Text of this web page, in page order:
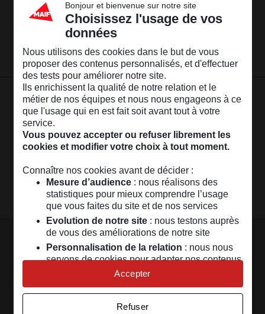
Pages les plus consultées
Nos conseils
LaCommunautéMAIF
Un espace réservé aux sociétaires pouréchanger,
partager, profiter...
Rejoindre la communauté
Nous contacter
Trouver votre délégation
Bonjour et bienvenue sur notre site
Choisissez l'usage de vos
données
Nous utilisons des cookies dans le but de vous
proposer des contenus personnalisés, et d'effectuer
des tests pour améliorer notre site.
Ils enrichissent la qualité de notre relation et le
métier de nos équipes et nous nous engageons à ce
que l'usage qui en est fait soit avant tout à votre
service.
Vous pouvez accepter ou refuser librement les
cookies et modifier votre choix à tout moment.
Connaître nos cookies avant de décider :
Mesure d’audience: nous réalisons des
statistiques pour mieux comprendre l’usage
que vous faites du site et de nos services
Evolution de notre site: nous testons auprès
de vous des améliorations de notre site
Personnalisation de la relation : nous nous
servons de cookies pour adapter nos contenus
et personnaliser nos offres
Univers publicitaire: nous utilisons avec nos
publicités personnalisées
Refuser
Accepter